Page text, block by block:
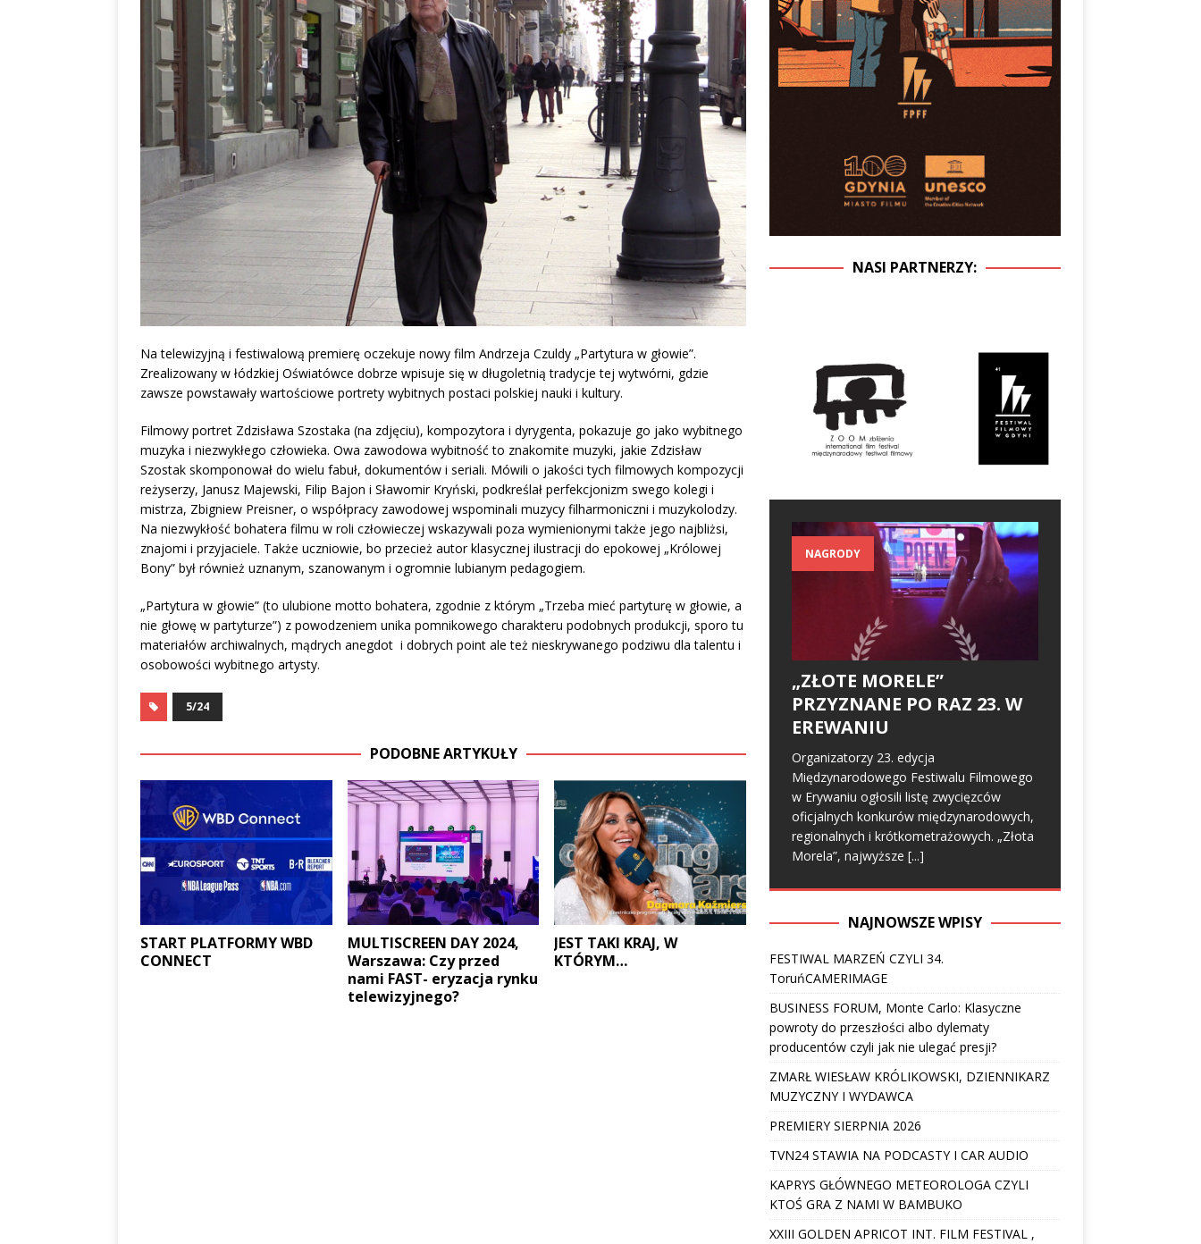
Na telewizyjną i festiwalową premierę oczekuje nowy film Andrzeja Czuldy „Partytura w głowie”.
Zrealizowany w łódzkiej Oświatówce dobrze wpisuje się w długoletnią tradycje tej wytwórni, gdzie
zawsze powstawały wartościowe portrety wybitnych postaci polskiej nauki i kultury.
Filmowy portret Zdzisława Szostaka (na zdjęciu), kompozytora i dyrygenta, pokazuje go jako wybitnego
muzyka i niezwykłego człowieka. Owa zawodowa wybitność to znakomite muzyki, jakie Zdzisław
Szostak skomponował do wielu fabuł, dokumentów i seriali. Mówili o jakości tych filmowych kompozycji
reżyserzy, Janusz Majewski, Filip Bajon i Sławomir Kryński, podkreślał perfekcjonizm swego kolegi i
mistrza, Zbigniew Preisner, o współpracy zawodowej wspominali muzycy filharmoniczni i muzykolodzy.
Na niezwykłość bohatera filmu w roli człowieczej wskazywali poza wymienionymi także jego najbliżsi,
znajomi i przyjaciele. Także uczniowie, bo przecież autor klasycznej ilustracji do epokowej „Królowej
Bony” był również uznanym, szanowanym i ogromnie lubianym pedagogiem.
„Partytura w głowie” (to ulubione motto bohatera, zgodnie z którym „Trzeba mieć partyturę w głowie, a
nie głowę w partyturze”) z powodzeniem unika pomnikowego charakteru podobnych produkcji, sporo tu
materiałów archiwalnych, mądrych anegdot i dobrych point ale też nieskrywanego podziwu dla talentu i
osobowości wybitnego artysty.
5/24
PODOBNE ARTYKUŁY
START PLATFORMY WBD
CONNECT
MULTISCREEN DAY 2024,
Warszawa: Czy przed
nami FAST- eryzacja rynku
telewizyjnego?
JEST TAKI KRAJ, W
KTÓRYM…
NASI PARTNERZY:
NAGRODY
„ZŁOTE MORELE”
PRZYZNANE PO RAZ 23. W
EREWANIU
Organizatorzy 23. edycja
Międzynarodowego Festiwalu Filmowego
w Erywaniu ogłosili listę zwycięzców
oficjalnych konkurów międzynarodowych,
regionalnych i krótkometrażowych. „Złota
Morela”, najwyższe [...]
NAJNOWSZE WPISY
FESTIWAL MARZEŃ CZYLI 34.
ToruńCAMERIMAGE
BUSINESS FORUM, Monte Carlo: Klasyczne
powroty do przeszłości albo dylematy
producentów czyli jak nie ulegać presji?
ZMARŁ WIESŁAW KRÓLIKOWSKI, DZIENNIKARZ
MUZYCZNY I WYDAWCA
PREMIERY SIERPNIA 2026
TVN24 STAWIA NA PODCASTY I CAR AUDIO
KAPRYS GŁÓWNEGO METEOROLOGA CZYLI
KTOŚ GRA Z NAMI W BAMBUKO
XXIII GOLDEN APRICOT INT. FILM FESTIVAL ,